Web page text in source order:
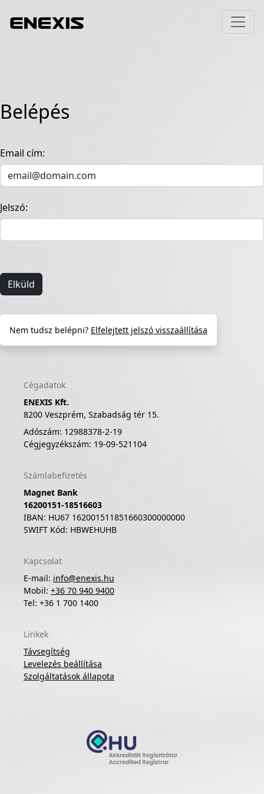
Belépés
Email cím:
Jelszó:
Elküld
Nem tudsz belépni? Elfelejtett jelszó visszaállítása
Cégadatok
ENEXIS Kft.
8200 Veszprém, Szabadság tér 15.
Adószám: 12988378-2-19
Cégjegyzékszám: 19-09-521104
Számlabefizetés
Magnet Bank
16200151-18516603
IBAN: HU67 162001511851660300000000
SWIFT Kód: HBWEHUHB
Kapcsolat
E-mail: info@enexis.hu
Mobil: +36 70 940 9400
Tel: +36 1 700 1400
Linkek
Távsegítség
Levelezés beállítása
Szolgáltatások állapota